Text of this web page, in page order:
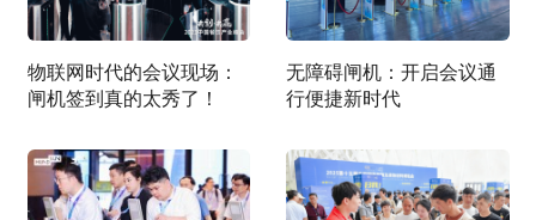
物联网时代的会议现场：
闸机签到真的太秀了！
无障碍闸机：开启会议通
行便捷新时代